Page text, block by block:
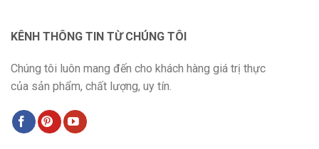
KÊNH THÔNG TIN TỪ CHÚNG TÔI
Chúng tôi luôn mang đến cho khách hàng giá trị thực
của sản phẩm, chất lượng, uy tín.